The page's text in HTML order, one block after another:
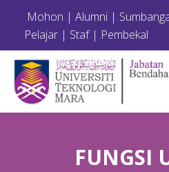
Mohon | Alumni |
Pelajar | Staf| Pembekal
FUNGSI